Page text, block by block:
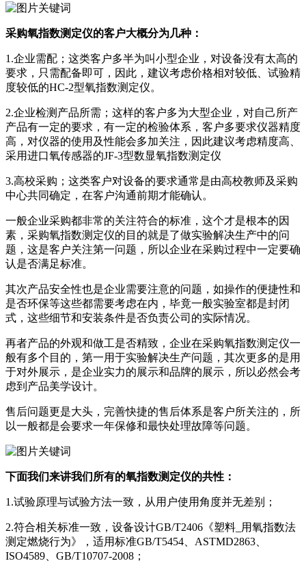
采购氧指数测定仪的客户大概分为几种：
1.企业需配；这类客户多半为叫小型企业，对设备没有太高的
要求，只需配备即可，因此，建议考虑价格相对较低、试验精
度较低的HC-2型氧指数测定仪。
2.企业检测产品所需；这样的客户多为大型企业，对自己所产
产品有一定的要求，有一定的检验体系，客户多要求仪器精度
高，对仪器的使用及性能会多加关注，因此建议考虑精度高、
采用进口氧传感器的JF-3型数显氧指数测定仪
3.高校采购；这类客户对设备的要求通常是由高校教师及采购
中心共同确定，在客户沟通前期才能确认。
一般企业采购都非常的关注符合的标准，这个才是根本的因
素，采购氧指数测定仪的目的就是了做实验解决生产中的问
题，这是客户关注第一问题，所以企业在采购过程中一定要确
认是否满足标准。
其次产品安全性也是企业需要注意的问题，如操作的便捷性和
是否环保等这些都需要考虑在内，毕竟一般实验室都是封闭
式，这些细节和安装条件是否负责公司的实际情况。
再者产品的外观和做工是否精致，企业在采购氧指数测定仪一
般有多个目的，第一用于实验解决生产问题，其次更多的是用
于对外展示，是企业实力的展示和品牌的展示，所以必然会考
虑到产品美学设计。
售后问题更是大头，完善快捷的售后体系是客户所关注的，所
以一般都是会要求一年保修和最快处理故障等问题。
下面我们来讲我们所有的氧指数测定仪的共性：
1.试验原理与试验方法一致，从用户使用角度并无差别；
2.符合相关标准一致，设备设计GB/T2406《塑料_用氧指数法
测定燃烧行为》，适用标准GB/T5454、ASTMD2863、
ISO4589、GB/T10707-2008；